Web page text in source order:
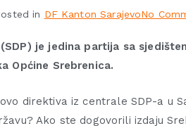
in DF Kanton SarajevoNo
je jedina partija sa
Općine Srebrenica.
direktiva iz centrale SDP-a u
Ako ste dogovorili izdaju